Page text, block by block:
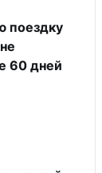
поездку
60 дней